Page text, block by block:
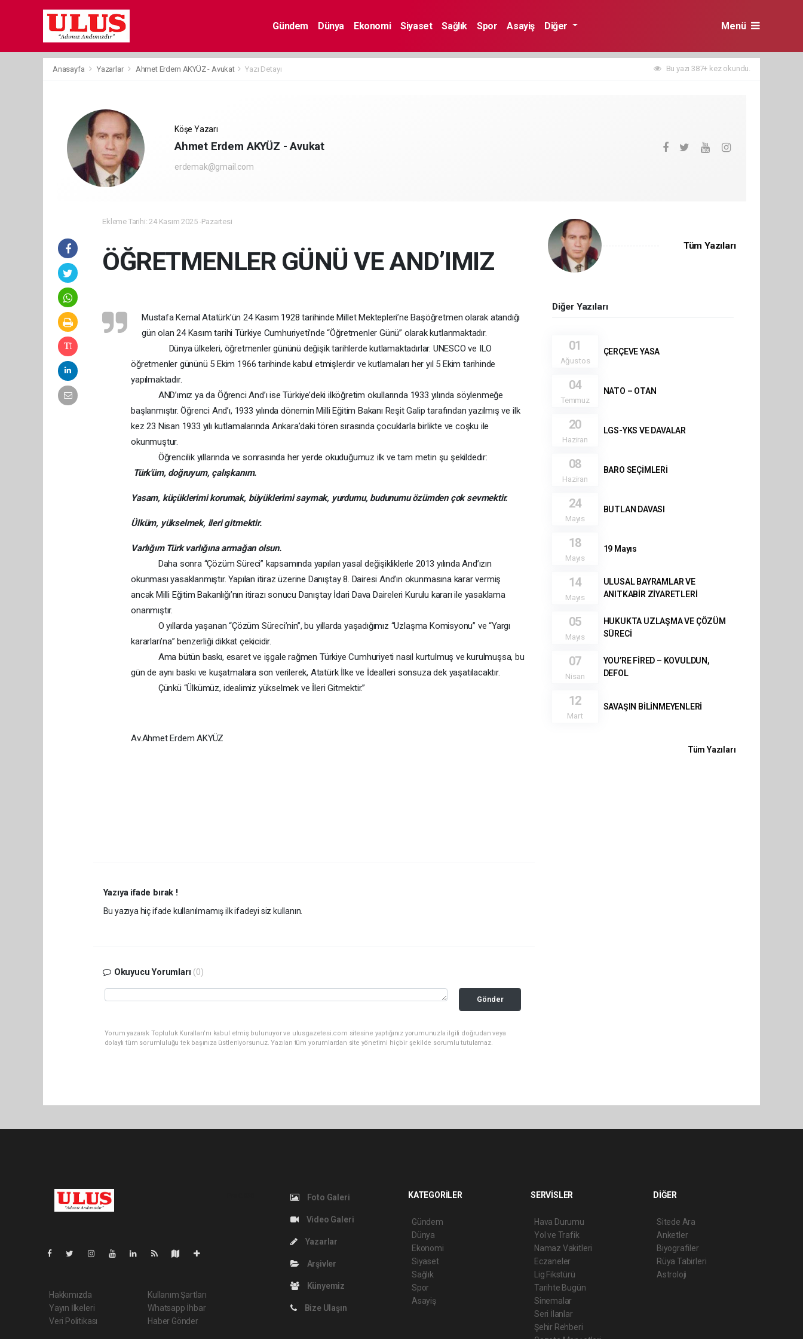
Gündem Dünya Ekonomi Siyaset Sağlık Spor Asayiş Diğer Menü
Anasayfa Yazarlar Ahmet Erdem AKYÜZ - Avukat Yazı Detayı Bu yazı 387+ kez okundu.
Köşe Yazarı
Ahmet Erdem AKYÜZ - Avukat
erdemak@gmail.com
Ekleme Tarihi: 24 Kasım 2025 -Pazartesi
ÖĞRETMENLER GÜNÜ VE AND’IMIZ
Mustafa Kemal Atatürk’ün 24 Kasım 1928 tarihinde Millet Mektepleri’ne Başöğretmen olarak atandığı
gün olan 24 Kasım tarihi Türkiye Cumhuriyeti’nde “Öğretmenler Günü” olarak kutlanmaktadır.
Dünya ülkeleri, öğretmenler gününü değişik tarihlerde kutlamaktadırlar. UNESCO ve ILO
öğretmenler gününü 5 Ekim 1966 tarihinde kabul etmişlerdir ve kutlamaları her yıl 5 Ekim tarihinde
yapılmaktadır.
AND’ımız ya da Öğrenci And’ı ise Türkiye’deki ilköğretim okullarında 1933 yılında söylenmeğe
başlanmıştır. Öğrenci And’ı, 1933 yılında dönemin Milli Eğitim Bakanı Reşit Galip tarafından yazılmış ve ilk
kez 23 Nisan 1933 yılı kutlamalarında Ankara’daki tören sırasında çocuklarla birlikte ve coşku ile
okunmuştur.
Öğrencilik yıllarında ve sonrasında her yerde okuduğumuz ilk ve tam metin şu şekildedir:
Türk'üm, doğruyum, çalışkanım.
Yasam, küçüklerimi korumak, büyüklerimi saymak, yurdumu, budunumu özümden çok sevmektir.
Ülküm, yükselmek, ileri gitmektir.
Varlığım Türk varlığına armağan olsun.
Daha sonra “Çözüm Süreci” kapsamında yapılan yasal değişikliklerle 2013 yılında And’ızın
okunması yasaklanmıştır. Yapılan itiraz üzerine Danıştay 8. Dairesi And’ın okunmasına karar vermiş
ancak Milli Eğitim Bakanlığı’nın itirazı sonucu Danıştay İdari Dava Daireleri Kurulu kararı ile yasaklama
onanmıştır.
O yıllarda yaşanan “Çözüm Süreci’nin”, bu yıllarda yaşadığımız “Uzlaşma Komisyonu” ve “Yargı
kararları’na” benzerliği dikkat çekicidir.
Ama bütün baskı, esaret ve işgale rağmen Türkiye Cumhuriyeti nasıl kurtulmuş ve kurulmuşsa, bu
gün de aynı baskı ve kuşatmalara son verilerek, Atatürk İlke ve İdealleri sonsuza dek yaşatılacaktır.
Çünkü “Ülkümüz, idealimiz yükselmek ve İleri Gitmektir.”
Av.Ahmet Erdem AKYÜZ
Yazıya ifade bırak !
Bu yazıya hiç ifade kullanılmamış ilk ifadeyi siz kullanın.
Okuyucu Yorumları (0)
Gönder
Yorum yazarak Topluluk Kuralları’nı kabul etmiş bulunuyor ve ulusgazetesi.com sitesine yaptığınız yorumunuzla ilgili doğrudan veya
dolaylı tüm sorumluluğu tek başınıza üstleniyorsunuz. Yazılan tüm yorumlardan site yönetimi hiçbir şekilde sorumlu tutulamaz.
Tüm Yazıları
Diğer Yazıları
01
Ağustos
ÇERÇEVE YASA
04
Temmuz
NATO – OTAN
20
Haziran
LGS-YKS VE DAVALAR
08
Haziran
BARO SEÇİMLERİ
24
Mayıs
BUTLAN DAVASI
18
Mayıs
19 Mayıs
14
Mayıs
ULUSAL BAYRAMLAR VE
ANITKABİR ZİYARETLERİ
05
Mayıs
HUKUKTA UZLAŞMA VE ÇÖZÜM
SÜRECİ
07
Nisan
YOU’RE FİRED – KOVULDUN,
DEFOL
12
Mart
SAVAŞIN BİLİNMEYENLERİ
Tüm Yazıları
Hakkımızda
Yayın İlkeleri
Veri Politikası
Kullanım Şartları
Whatsapp İhbar
Haber Gönder
Foto Galeri
Video Galeri
Yazarlar
Arşivler
Künyemiz
Bize Ulaşın
KATEGORİLER
Gündem
Dünya
Ekonomi
Siyaset
Sağlık
Spor
Asayiş
SERVİSLER
Hava Durumu
Yol ve Trafik
Namaz Vakitleri
Eczaneler
Lig Fikstürü
Tarihte Bugün
Sinemalar
Seri İlanlar
Şehir Rehberi
DİĞER
Sitede Ara
Anketler
Biyografiler
Rüya Tabirleri
Astroloji